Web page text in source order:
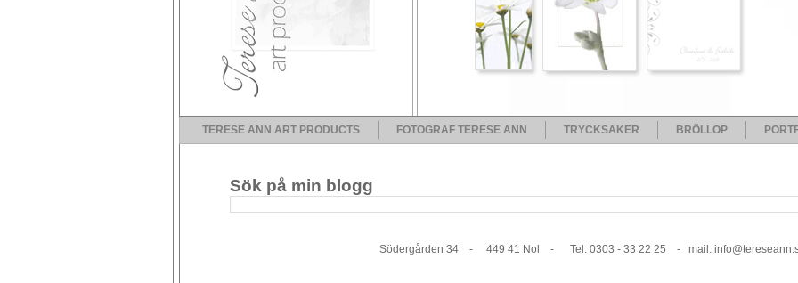
TERESE ANN ART PRODUCTS FOTOGRAF TERESE ANN TRYCKSAKER BRÖLLOP
Sök på min blogg
Södergården 34 - 449 41 Nol - Tel: 0303 - 33 22 25 - mail: